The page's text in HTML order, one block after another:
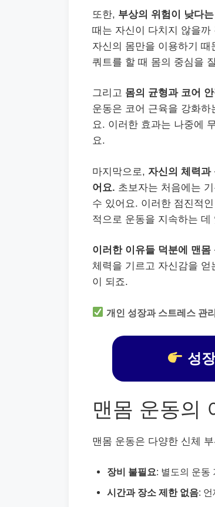
또한, 부상의 위험이 낮다
때는 자신이 다치지 않을
자신의 몸만을 이용하기
쿼트를 할 때 몸의 중심을
그리고 몸의 균형과 코어
운동은 코어 근육을 강화
요. 이러한 효과는 나중에
요.
마지막으로, 자신의 체력과
어요. 초보자는 처음에는
수 있어요. 이러한 점진적
적으로 운동을 지속하는
이러한 이유들 덕분에 맨
체력을 기르고 자신감을
이 되죠.
개인 성장과 스트레스 관
성
맨몸 운동의
맨몸 운동은 다양한 신체
장비 불필요: 별도의 운동
시간과 장소 제한 없음: